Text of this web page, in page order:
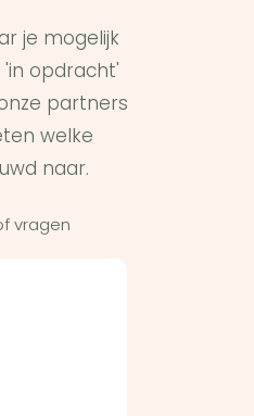
je mogelijk
opdracht'
partners
welke
naar.
vragen